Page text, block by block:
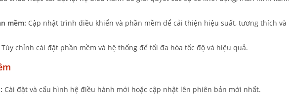
mềm: Cập nhật trình điều khiển và phần mềm để cải thiện hiệu suất, tương thích và
Tùy chỉnh cài đặt phần mềm và hệ thống để tối đa hóa tốc độ và hiệu quả.
Cài đặt và cấu hình hệ điều hành mới hoặc cập nhật lên phiên bản mới nhất.